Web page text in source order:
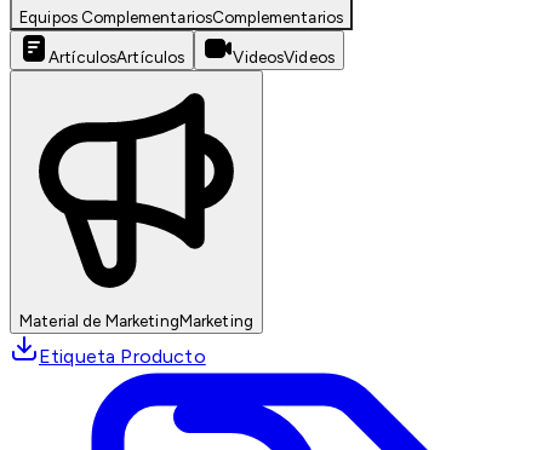
Equipos ComplementariosComplementarios
ArtículosArtículos VideosVideos
Material de MarketingMarketing
Etiqueta Producto